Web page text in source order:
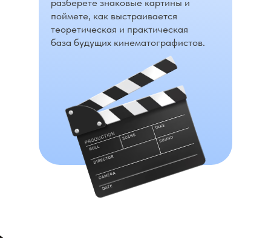
разберете знаковые картины и
поймете, как выстраивается
теоретическая и практическая
база будущих кинематографистов.